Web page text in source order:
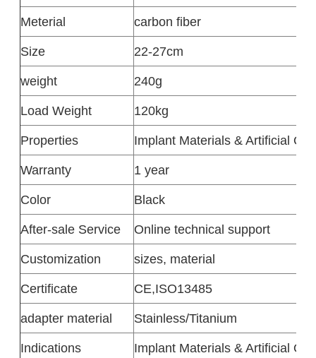
Meterial
carbon fiber
Size
22-27cm
weight
240g
Load Weight
120kg
Properties
Implant Materials & Artificial
Warranty
1 year
Color
Black
After-sale Service
Online technical support
Customization
sizes, material
Certificate
CE,ISO13485
adapter material
Stainless/Titanium
Indications
Implant Materials & Artificial